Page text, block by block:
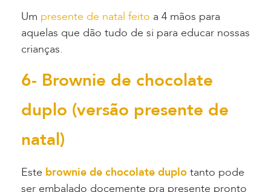
Um presente de natal feito a 4 mãos para
aquelas que dão tudo de si para educar nossas
crianças.
6- Brownie de chocolate
duplo (versão presente de
natal)
Este brownie de chocolate duplo tanto pode
ser embalado docemente pra presente pronto